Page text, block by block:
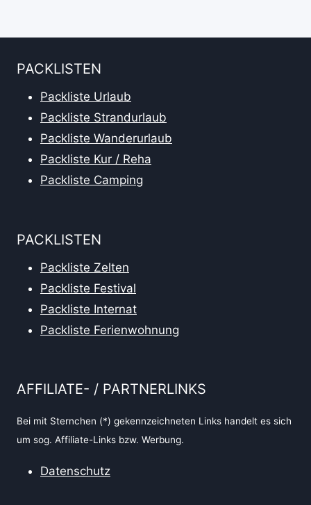
PACKLISTEN
Packliste Urlaub
Packliste Strandurlaub
Packliste Wanderurlaub
Packliste Kur / Reha
Packliste Camping
PACKLISTEN
Packliste Zelten
Packliste Festival
Packliste Internat
Packliste Ferienwohnung
AFFILIATE- / PARTNERLINKS
Bei mit Sternchen (*) gekennzeichneten Links handelt es sich
um sog. Affiliate-Links bzw. Werbung.
Datenschutz